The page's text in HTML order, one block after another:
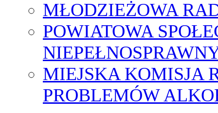
MŁODZIEŻOWA
POWIATOWA
MIEJSKA KOMISJA
PROBLEMÓW